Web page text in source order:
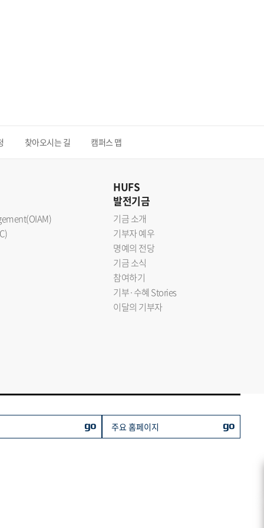
찾아오시는 길 캠퍼스 맵
HUFS
발전기금
기금 소개
기부자 예우
명예의 전당
기금 소식
참여하기
기부·수혜 Stories
이달의 기부자
go 주요 홈페이지 go